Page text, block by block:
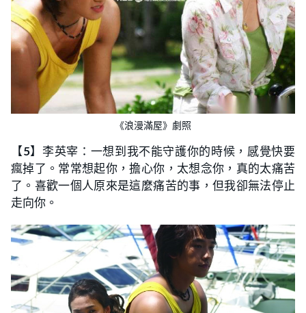
《浪漫滿屋》劇照
【5】李英宰：一想到我不能守護你的時候，感覺快要
瘋掉了。常常想起你，擔心你，太想念你，真的太痛苦
了。喜歡一個人原來是這麼痛苦的事，但我卻無法停止
走向你。